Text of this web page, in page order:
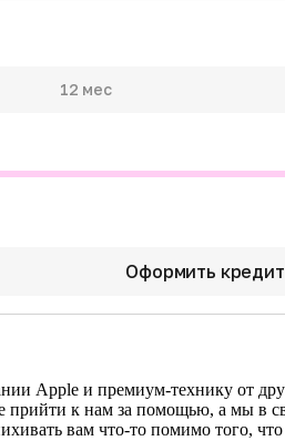
12 мес
Оформить кредит
Apple и премиум-технику от
прийти к нам за помощью, а мы в
вам что-то помимо того,